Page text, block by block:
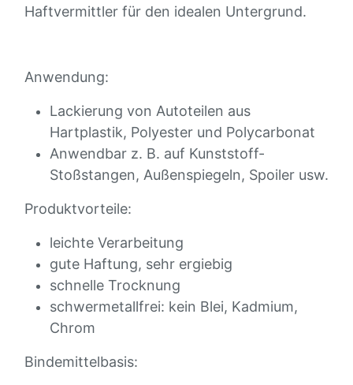
Haftvermittler für den idealen Untergrund.
Anwendung:
Lackierung von Autoteilen aus
Hartplastik, Polyester und Polycarbonat
Anwendbar z. B. auf Kunststoff-
Stoßstangen, Außenspiegeln, Spoiler usw.
Produktvorteile:
leichte Verarbeitung
gute Haftung, sehr ergiebig
schnelle Trocknung
schwermetallfrei: kein Blei, Kadmium,
Chrom
Bindemittelbasis: